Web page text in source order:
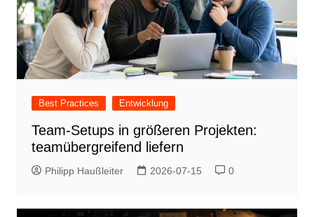
Best Practices Entwicklung
Team-Setups in größeren Projekten:
teamübergreifend liefern
Philipp Haußleiter 2026-07-15 0